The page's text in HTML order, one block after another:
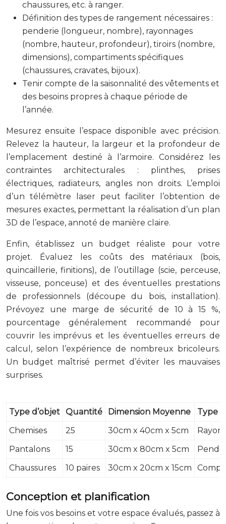
chaussures, etc. à ranger.
Définition des types de rangement nécessaires :
penderie (longueur, nombre), rayonnages
(nombre, hauteur, profondeur), tiroirs (nombre,
dimensions), compartiments spécifiques
(chaussures, cravates, bijoux).
Tenir compte de la saisonnalité des vêtements et
des besoins propres à chaque période de
l’année.
Mesurez ensuite l’espace disponible avec précision.
Relevez la hauteur, la largeur et la profondeur de
l’emplacement destiné à l’armoire. Considérez les
contraintes architecturales : plinthes, prises
électriques, radiateurs, angles non droits. L’emploi
d’un télémètre laser peut faciliter l’obtention de
mesures exactes, permettant la réalisation d’un plan
3D de l’espace, annoté de manière claire.
Enfin, établissez un budget réaliste pour votre
projet. Évaluez les coûts des matériaux (bois,
quincaillerie, finitions), de l’outillage (scie, perceuse,
visseuse, ponceuse) et des éventuelles prestations
de professionnels (découpe du bois, installation).
Prévoyez une marge de sécurité de 10 à 15 %,
pourcentage généralement recommandé pour
couvrir les imprévus et les éventuelles erreurs de
calcul, selon l’expérience de nombreux bricoleurs.
Un budget maîtrisé permet d’éviter les mauvaises
surprises.
Type d’objet Quantité Dimension Moyenne
Type
Chemises
25 30cm x 40cm x 5cm
Pantalons
15 30cm x 80cm x 5cm
Chaussures
10 paires 30cm x 20cm x 15cm
Conception et planification
Une fois vos besoins et votre espace évalués, passez à